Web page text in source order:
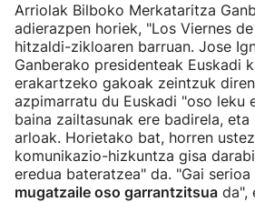
Arriolak Bilboko Merkataritza
adierazpen horiek, "Los Viernes
hitzaldi-zikloaren barruan. Jose
Ganberako presidenteak Euskadi
erakartzeko gakoak zeintzuk
azpimarratu du Euskadi "oso leku
baina zailtasunak ere badirela,
arloak. Horietako bat, horren
komunikazio-hizkuntza gisa
eredua bateratzea" da. "Gai serioa
mugatzaile oso garrantzitsua da",